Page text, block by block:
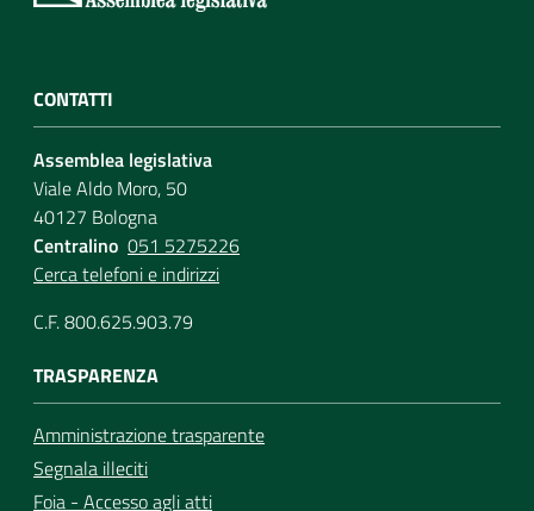
CONTATTI
Assemblea legislativa
Viale Aldo Moro, 50
40127 Bologna
Centralino 051 5275226
Cerca telefoni e indirizzi
C.F. 800.625.903.79
TRASPARENZA
Amministrazione trasparente
Segnala illeciti
Foia - Accesso agli atti